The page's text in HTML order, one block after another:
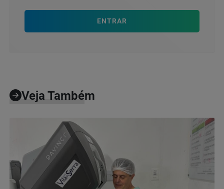
ENTRAR
Veja Também